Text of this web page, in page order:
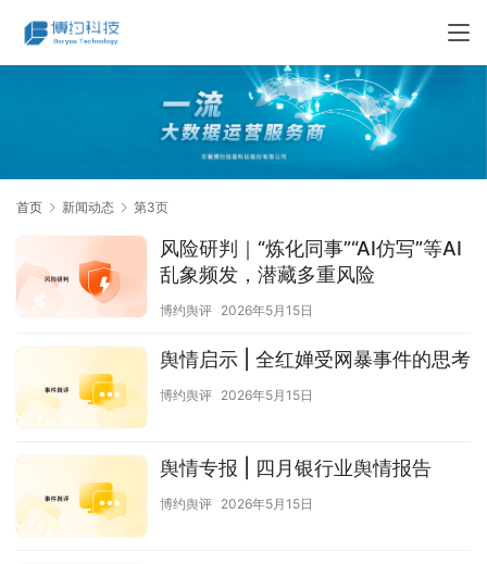
首页 新闻动态 第3页
风险研判｜“炼化同事”“AI仿写”等AI
乱象频发，潜藏多重风险
博约舆评 2026年5月15日
舆情启示 | 全红婵受网暴事件的思考
博约舆评 2026年5月15日
舆情专报 | 四月银行业舆情报告
博约舆评 2026年5月15日